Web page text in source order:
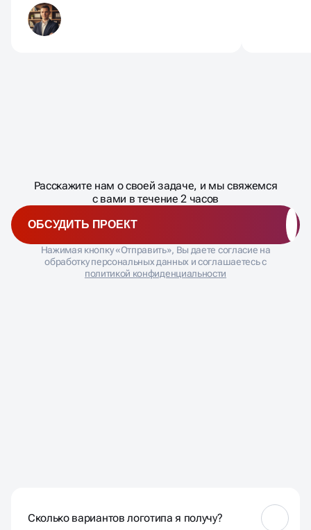
�
Расскажите нам о своей задаче, и мы свяжемся
с вами в течение 2 часов
ОБСУДИТЬ ПРОЕКТ
Нажимая кнопку «Отправить», Вы даете согласие на
обработку персональных данных и соглашаетесь с
политикой конфиденциальности
Сколько вариантов логотипа я получу?